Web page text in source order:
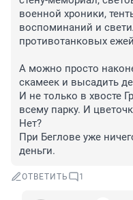
военной хроники,
воспоминаний и
противотанковых
А можно просто
скамеек и высадить
И не только в хвосте
всему парку. И
Нет?
При Беглове уже
деньги.
ОТВЕТИТЬ 1